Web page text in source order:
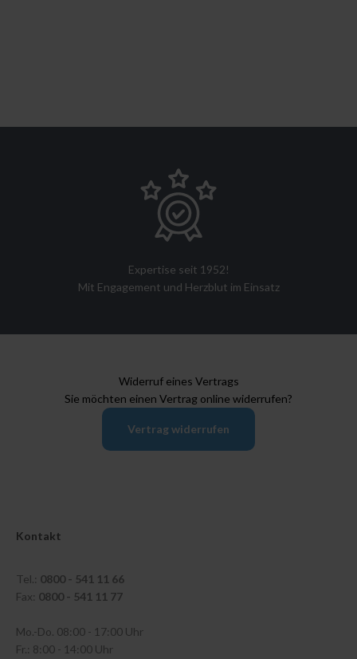
Expertise seit 1952!
Mit Engagement und Herzblut im Einsatz
Widerruf eines Vertrags
Sie möchten einen Vertrag online widerrufen?
Vertrag widerrufen
Kontakt
Tel.: 0800 - 541 11 66
Fax: 0800 - 541 11 77
Mo.-Do. 08:00 - 17:00 Uhr
Fr.: 8:00 - 14:00 Uhr